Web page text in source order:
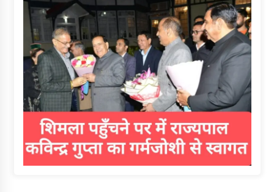
स्वास्थ्य विभाग की खरीद में घोटाले की आशंका, स्वतंत्र जांच की मांग, भाजपा
ने कहा- “हर पैसे का हिसाब जनता को मिले”
05/08/2026